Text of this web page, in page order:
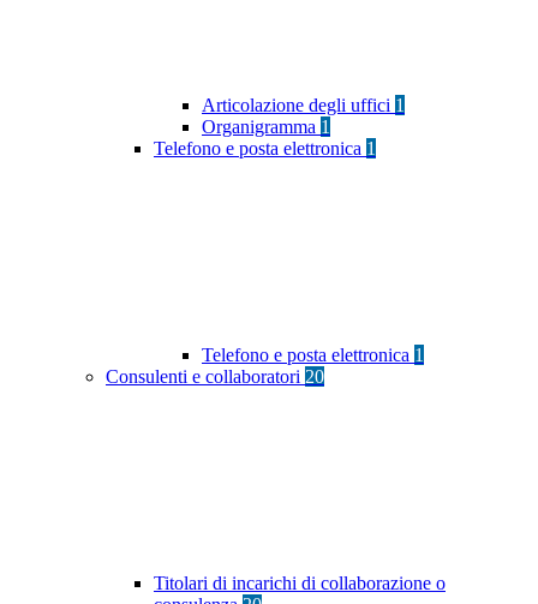
Articolazione degli uffici 1
Organigramma 1
Telefono e posta elettronica 1
Telefono e posta elettronica 1
Consulenti e collaboratori 20
Titolari di incarichi di collaborazione o